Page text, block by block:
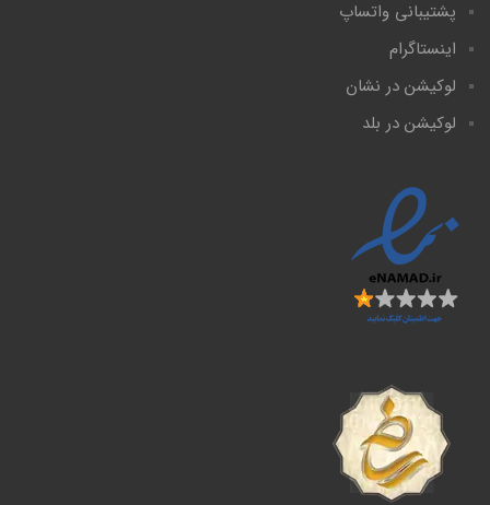
پشتیبانی واتساپ
اینستاگرام
لوکیشن در نشان
لوکیشن در بلد